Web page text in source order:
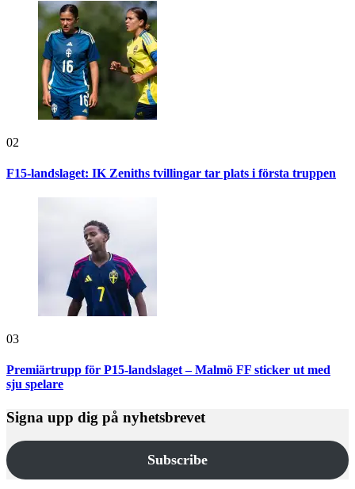
02
F15-landslaget: IK Zeniths tvillingar tar plats i första truppen
03
Premiärtrupp för P15-landslaget – Malmö FF sticker ut med
sju spelare
Signa upp dig på nyhetsbrevet
Subscribe